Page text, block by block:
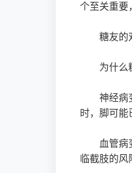
个至关重要
糖友的
为什么
神经病
时，脚可能
血管病
临截肢的风